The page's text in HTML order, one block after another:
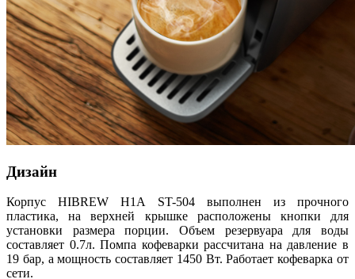
Дизайн
Корпус HIBREW H1A ST-504 выполнен из прочного
пластика, на верхней крышке расположены кнопки для
установки размера порции. Объем резервуара для воды
составляет 0.7л. Помпа кофеварки рассчитана на давление в
19 бар, а мощность составляет 1450 Вт. Работает кофеварка от
сети.